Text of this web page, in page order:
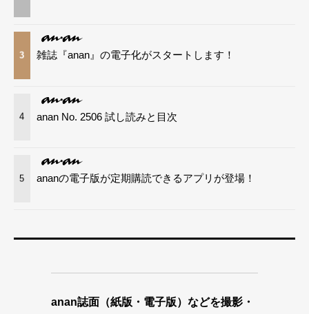
3 雑誌『anan』の電子化がスタートします！
4 anan No. 2506 試し読みと目次
5 ananの電子版が定期購読できるアプリが登場！
anan誌面（紙版・電子版）などを撮影・